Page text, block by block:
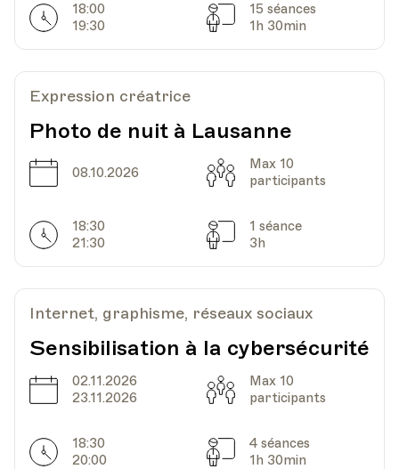
Horarires
18:00
19:30
Séances
15 séances
1h 30min
Expression créatrice
Photo de nuit à Lausanne
Date
08.10.2026 Capacité
Max 10
participants
Horarires
18:30
21:30
Séances
1 séance
3h
Internet, graphisme, réseaux sociaux
Sensibilisation à la cybersécurité
Date
02.11.2026
23.11.2026
Capacité
Max 10
participants
Horarires
18:30
20:00
Séances
4 séances
1h 30min